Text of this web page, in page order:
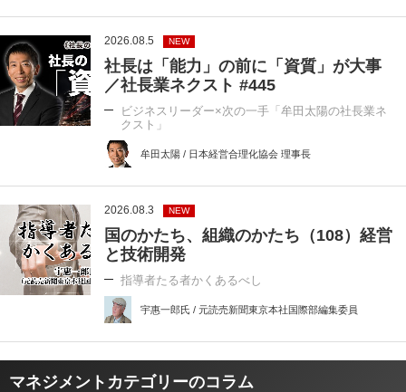
2026.08.5 NEW
社長は「能力」の前に「資質」が大事
／社長業ネクスト #445
ビジネスリーダー×次の一手「牟田太陽の社長業ネ
クスト」
牟田太陽 / 日本経営合理化協会 理事長
2026.08.3 NEW
国のかたち、組織のかたち（108）経営
と技術開発
指導者たる者かくあるべし
宇惠一郎氏 / 元読売新聞東京本社国際部編集委員
マネジメントカテゴリーのコラム